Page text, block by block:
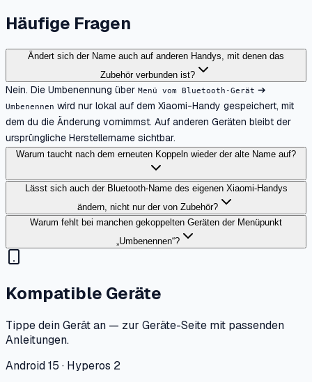
Häufige Fragen
Ändert sich der Name auch auf anderen Handys, mit denen das
Zubehör verbunden ist?
Nein. Die Umbenennung über Menü vom Bluetooth-Gerät ➔
Umbenennen wird nur lokal auf dem Xiaomi-Handy gespeichert, mit
dem du die Änderung vornimmst. Auf anderen Geräten bleibt der
ursprüngliche Herstellername sichtbar.
Warum taucht nach dem erneuten Koppeln wieder der alte Name auf?
Lässt sich auch der Bluetooth-Name des eigenen Xiaomi-Handys
ändern, nicht nur der von Zubehör?
Warum fehlt bei manchen gekoppelten Geräten der Menüpunkt
„Umbenennen“?
Kompatible Geräte
Tippe dein Gerät an — zur Geräte-Seite mit passenden
Anleitungen.
Android 15 · Hyperos 2